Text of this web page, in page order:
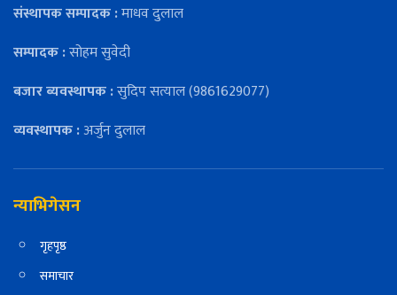
संस्थापक सम्पादक :माधव दुलाल
सम्पादक :सोहम सुवेदी
बजार ब्यवस्थापक :सुदिप सत्याल (9861629077)
व्यवस्थापक :अर्जुन दुलाल
न्याभिगेसन
गृहपृष्ठ
समाचार